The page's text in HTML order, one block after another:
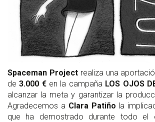
Spaceman Projectrealiza una
de3.000 €en la campaña LOS OJOS
alcanzar la meta y garantizar la
Agradecemos a Clara Patiño la
que ha demostrado durante todo el